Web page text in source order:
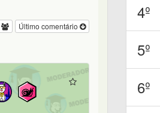
Último comentário
4º
5º
6º